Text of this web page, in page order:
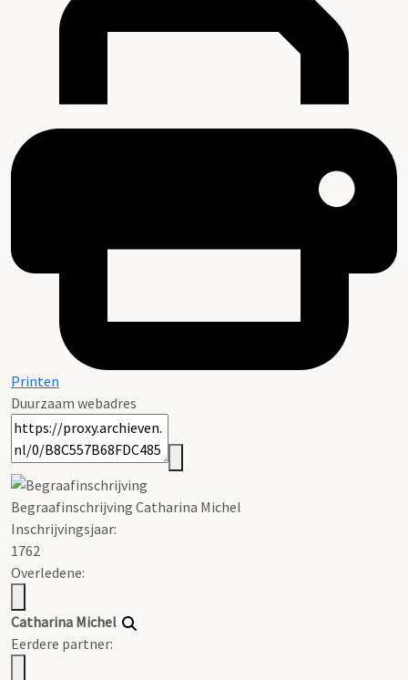
Printen
Duurzaam webadres
Begraafinschrijving Catharina Michel
Inschrijvingsjaar:
1762
Overledene:
Catharina Michel
Eerdere partner: